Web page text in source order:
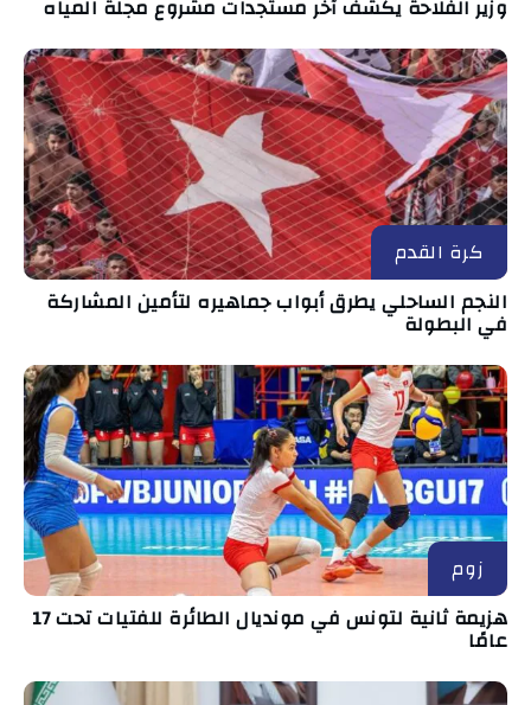
وزير الفلاحة يكشف آخر مستجدات مشروع مجلة المياه
كرة القدم
النجم الساحلي يطرق أبواب جماهيره لتأمين المشاركة
في البطولة
زوم
هزيمة ثانية لتونس في مونديال الطائرة للفتيات تحت 17
عامًا